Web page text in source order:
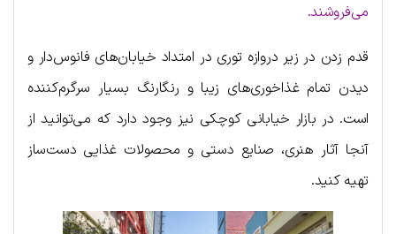
می‌فروشند.
قدم زدن در زیر دروازه توری در امتداد خیابان‌های فانوس‌دار و
دیدن تمام غذاخوری‌های زیبا و رنگارنگ بسیار سرگرم‌کننده
است. در بازار خیابانی کوچکی نیز وجود دارد که می‌توانید از
آنجا آثار هنری، صنایع دستی و محصولات غذایی دست‌ساز
تهیه کنید.